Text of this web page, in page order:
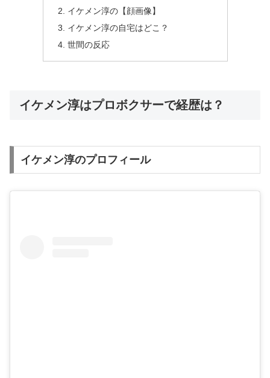
イケメン淳の【顔画像】
イケメン淳の自宅はどこ？
世間の反応
イケメン淳はプロボクサーで経歴は？
イケメン淳のプロフィール